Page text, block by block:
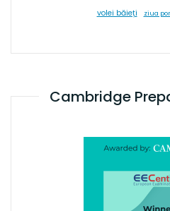
volei băieți ziua
Cambridge